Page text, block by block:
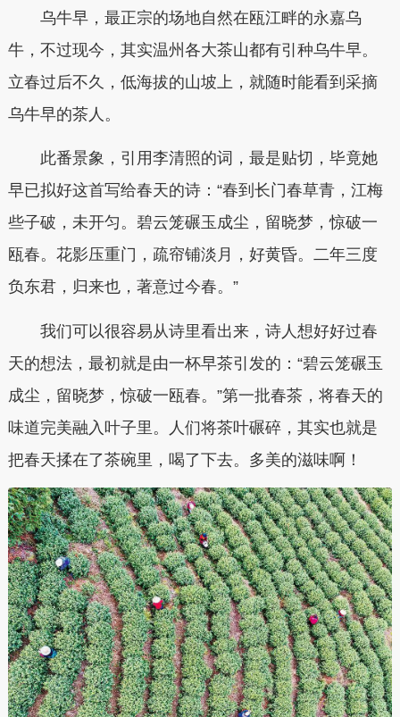
乌牛早，最正宗的场地自然在瓯江畔的永嘉乌
牛，不过现今，其实温州各大茶山都有引种乌牛早。
立春过后不久，低海拔的山坡上，就随时能看到采摘
乌牛早的茶人。
此番景象，引用李清照的词，最是贴切，毕竟她
早已拟好这首写给春天的诗：“春到长门春草青，江梅
些子破，未开匀。碧云笼碾玉成尘，留晓梦，惊破一
瓯春。花影压重门，疏帘铺淡月，好黄昏。二年三度
负东君，归来也，著意过今春。”
我们可以很容易从诗里看出来，诗人想好好过春
天的想法，最初就是由一杯早茶引发的：“碧云笼碾玉
成尘，留晓梦，惊破一瓯春。”第一批春茶，将春天的
味道完美融入叶子里。人们将茶叶碾碎，其实也就是
把春天揉在了茶碗里，喝了下去。多美的滋味啊！